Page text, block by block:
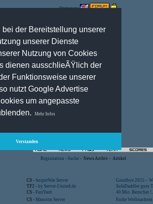
der Bereitstellung unserer
unserer Dienste
Nutzung von Cookies
dienen ausschlieÃŸlich der
Funktionsweise unserer
nutzt Google Advertise
um angepasste
Mehr Infos
Verstanden
Optionen:
Registration - Suche - News Archiv - Artikel
CS - SniperWar Server
Goodbye 2025 –
TF2 - by Server-United.de
SofaDaddler goes
CS - FunYard
40 Mio. Beuscher
CS - Mansion Server
Frohe